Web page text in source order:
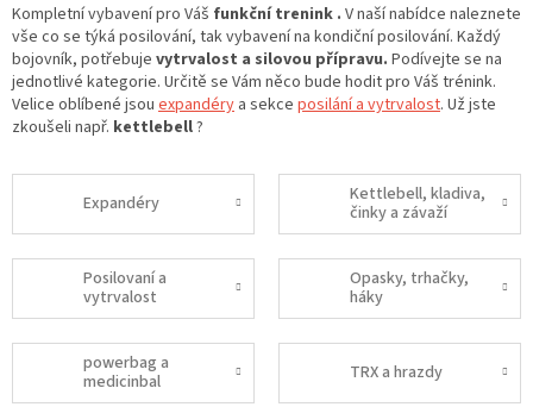
Kompletní vybavení pro Váš funkční trenink . V naší nabídce naleznete
vše co se týká posilování, tak vybavení na kondiční posilování. Každý
bojovník, potřebuje vytrvalost a silovou přípravu. Podívejte se na
jednotlivé kategorie. Určitě se Vám něco bude hodit pro Váš trénink.
Velice oblíbené jsou expandéry a sekce posilání a vytrvalost. Už jste
zkoušeli např. kettlebell?
Expandéry
Kettlebell, kladiva,
činky a závaží
Posilovaní a
vytrvalost
Opasky, trhačky,
háky
powerbag a
medicinbal
TRX a hrazdy